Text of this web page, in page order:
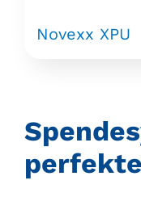
Novexx XPU